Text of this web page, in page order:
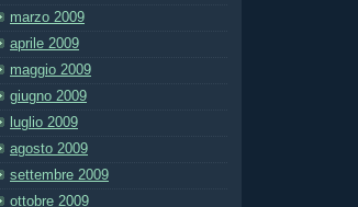
marzo 2009
aprile 2009
maggio 2009
giugno 2009
luglio 2009
agosto 2009
settembre 2009
ottobre 2009